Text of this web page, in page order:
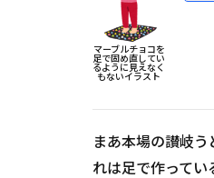
マーブルチョコを
足で固め直してい
るように見えなく
もないイラスト
まあ本場の讃岐
れは足で作って